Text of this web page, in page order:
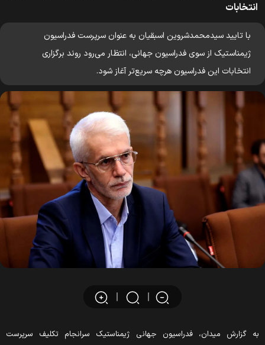
انتخابات
با تایید سیدمحمدشروین اسبقیان به عنوان سرپرست فدراسیون
ژیمناستیک از سوی فدراسیون جهانی، انتظار می‌رود روند برگزاری
انتخابات این فدراسیون هرچه سریع‌تر آغاز شود.
گزارش میدان، فدراسیون جهانی ژیمناستیک سرانجام تکلیف سرپرست